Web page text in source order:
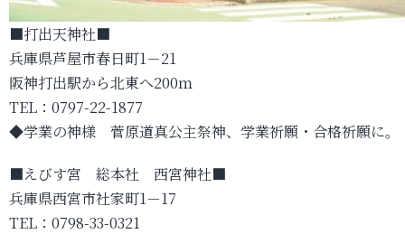
■打出天神社■
兵庫県芦屋市春日町1－21
阪神打出駅から北東へ200ｍ
TEL：0797-22-1877
◆学業の神様 菅原道真公主祭神、学業祈願・合格祈願に。
■えびす宮 総本社 西宮神社■
兵庫県西宮市社家町1－17
TEL：0798-33-0321